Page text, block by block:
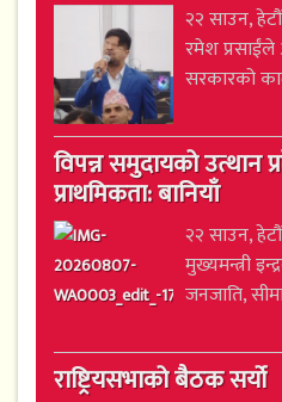
२२ साउन,
रमेश प्रसाईंले
सरकारको
विपन्न समुदायको उत्थान
प्राथमिकता: बानियाँ
२२ साउन,
मुख्यमन्त्री
जनजाति,
राष्ट्रियसभाको बैठक सर्यो